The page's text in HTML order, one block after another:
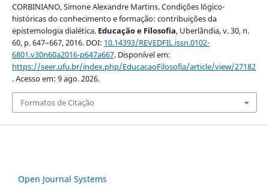
CORBINIANO, Simone Alexandre Martins. Condições lógico-
históricas do conhecimento e formação: contribuições da
epistemologia dialética. Educação e Filosofia, Uberlândia, v. 30, n.
60, p. 647–667, 2016. DOI: 10.14393/REVEDFIL.issn.0102-
6801.v30n60a2016-p647a667. Disponível em:
https://seer.ufu.br/index.php/EducacaoFilosofia/article/view/27182
. Acesso em: 9 ago. 2026.
Formatos de Citação
Open Journal Systems